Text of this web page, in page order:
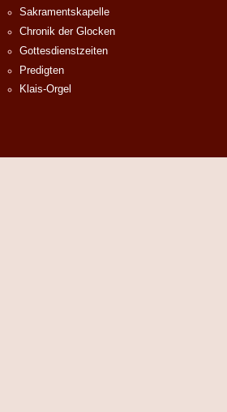
Sakramentskapelle
Chronik der Glocken
Gottesdienstzeiten
Predigten
Klais-Orgel